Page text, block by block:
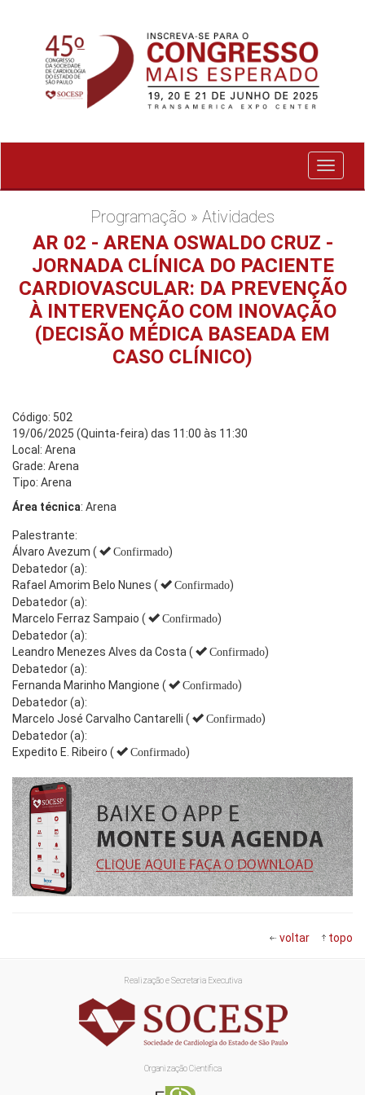
Exibir
menu
Programação » Atividades
AR 02 - ARENA OSWALDO CRUZ -
JORNADA CLÍNICA DO PACIENTE
CARDIOVASCULAR: DA PREVENÇÃO
À INTERVENÇÃO COM INOVAÇÃO
(DECISÃO MÉDICA BASEADA EM
CASO CLÍNICO)
Código: 502
19/06/2025 (Quinta-feira) das 11:00 às 11:30
Local: Arena
Grade: Arena
Tipo: Arena
Área técnica: Arena
Palestrante:
Álvaro Avezum (
Confirmado)
Debatedor (a):
Rafael Amorim Belo Nunes (
Confirmado)
Debatedor (a):
Marcelo Ferraz Sampaio (
Confirmado)
Debatedor (a):
Leandro Menezes Alves da Costa (
Confirmado)
Debatedor (a):
Fernanda Marinho Mangione (
Confirmado)
Debatedor (a):
Marcelo José Carvalho Cantarelli (
Confirmado)
Debatedor (a):
Expedito E. Ribeiro (
Confirmado)
voltar topo
Realização e Secretaria Executiva
Organização Científica